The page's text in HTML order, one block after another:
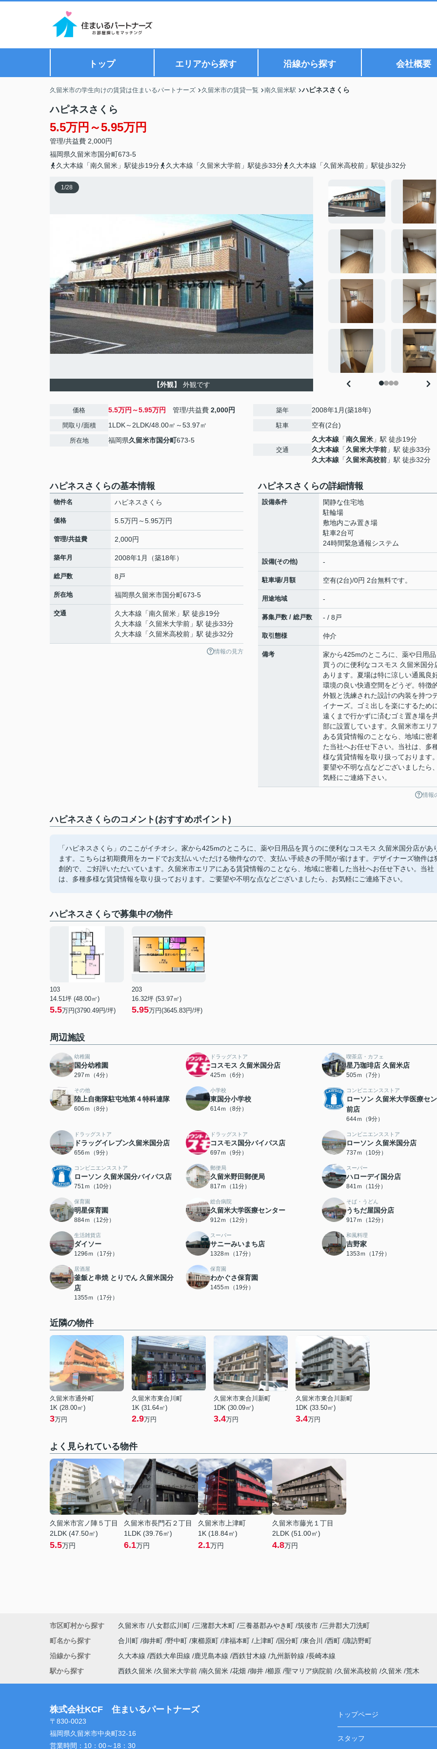
トップ エリアから探す 沿線から探す 会社概要
久留米市の学生向けの賃貸は住まいるパートナーズ 久留米市の賃貸一覧 南久留米駅 ハピネスさくら
ハピネスさくら
5.5万円～5.95万円
管理/共益費 2,000円
福岡県久留米市国分町673-5
久大本線「南久留米」駅徒歩19分
久大本線「久留米大学前」駅徒歩33分 久大本線「久留米高校前」駅徒歩32分
1/28
【外観】 外観です
価格 5.5万円～5.95万円 管理/共益費 2,000円
間取り/面積 1LDK～2LDK/48.00㎡～53.97㎡
所在地 福岡県久留米市国分町673-5
築年 2008年1月(築18年)
駐車 空有(2台)
交通
久大本線 「南久留米 」駅 徒歩19分
久大本線 「久留米大学前 」駅 徒歩33分
久大本線 「久留米高校前 」駅 徒歩32分
ハピネスさくらの基本情報
物件名 ハピネスさくら
価格 5.5万円～5.95万円
管理/共益費 2,000円
築年月 2008年1月（築18年）
総戸数 8戸
所在地 福岡県久留米市国分町673-5
交通 久大本線 「南久留米 」駅 徒歩19分
久大本線 「久留米大学前 」駅 徒歩33分
久大本線 「久留米高校前 」駅 徒歩32分
情報の見方
ハピネスさくらの詳細情報
設備条件
閑静な住宅地
駐輪場
敷地内ごみ置き場
駐車2台可
24時間緊急通報システム
設備(その他) -
駐車場/月額 空有(2台)/0円 2台無料です。
用途地域 -
募集戸数 / 総戸数 - / 8戸
取引態様 仲介
備考
家から425mのところに、薬や日用
買うのに便利なコスモス 久留米国分
あります。夏場は特に涼しい通風良
環境の良い快適空間をどうぞ。特徴
外観と洗練された設計の内装を持つ
イナーズ。ゴミ出しを楽にするため
遠くまで行かずに済むゴミ置き場を
部に設置しています。久留米市エリ
ある賃貸情報のことなら、地域に密
た当社へお任せ下さい。当社は、多
様な賃貸情報を取り扱っております
要望や不明な点などございましたら
気軽にご連絡下さい。
情報
ハピネスさくらのコメント(おすすめポイント)
「ハピネスさくら」のここがイチオシ。家から425mのところに、薬や日用品を買うのに便利なコスモス 久留米国分店があ
ます。こちらは初期費用をカードでお支払いいただける物件なので、支払い手続きの手間が省けます。デザイナーズ物件は
創的で、ご好評いただいています。久留米市エリアにある賃貸情報のことなら、地域に密着した当社へお任せ下さい。当社
は、多種多様な賃貸情報を取り扱っております。ご要望や不明な点などございましたら、お気軽にご連絡下さい。
ハピネスさくらで募集中の物件
103
14.51坪 (48.00㎡)
5.5万円(3790.49円/坪)
203
16.32坪 (53.97㎡)
5.95万円(3645.83円/坪)
周辺施設
幼稚園
国分幼稚園
297ｍ（4分）
ドラッグストア
コスモス 久留米国分店
425ｍ（6分）
喫茶店・カフェ
星乃珈琲店 久留米店
505ｍ（7分）
その他
陸上自衛隊駐屯地第４特科連隊
606ｍ（8分）
小学校
東国分小学校
614ｍ（8分）
コンビニエンスストア
ローソン 久留米大学医療セ
前店
644ｍ（9分）
ドラッグストア
ドラッグイレブン久留米国分店
656ｍ（9分）
ドラッグストア
コスモス国分バイパス店
697ｍ（9分）
コンビニエンスストア
ローソン 久留米国分店
737ｍ（10分）
コンビニエンスストア
ローソン 久留米国分バイパス店
751ｍ（10分）
郵便局
久留米野田郵便局
817ｍ（11分）
スーパー
ハローデイ国分店
841ｍ（11分）
保育園
明星保育園
884ｍ（12分）
総合病院
久留米大学医療センター
912ｍ（12分）
そば・うどん
うちだ屋国分店
917ｍ（12分）
生活雑貨店
ダイソー
1296ｍ（17分）
スーパー
サニーみいまち店
1328ｍ（17分）
和風料理
吉野家
1353ｍ（17分）
居酒屋
釜飯と串焼 とりでん 久留米国分
店
1355ｍ（17分）
保育園
わかぐさ保育園
1455ｍ（19分）
近隣の物件
久留米市通外町
1K (28.00㎡)
3万円
久留米市東合川町
1K (31.64㎡)
2.9万円
久留米市東合川新町
1DK (30.09㎡)
3.4万円
久留米市東合川新町
1DK (33.50㎡)
3.4万円
よく見られている物件
久留米市宮ノ陣５丁目
2LDK (47.50㎡)
5.5万円
久留米市長門石２丁目
1LDK (39.76㎡)
6.1万円
久留米市上津町
1K (18.84㎡)
2.1万円
久留米市藤光１丁目
2LDK (51.00㎡)
4.8万円
市区町村から探す 久留米市 八女郡広川町 三潴郡大木町 三養基郡みやき町 筑後市 三井郡大刀洗町
町名から探す
合川町 御井町 野中町 東櫛原町 津福本町 上津町 国分町 東合川 西町 諏訪野町
沿線から探す
久大本線 西鉄大牟田線 鹿児島本線 西鉄甘木線 九州新幹線 長崎本線
駅から探す
西鉄久留米 久留米大学前 南久留米 花畑 御井 櫛原 聖マリア病院前 久留米高校前 久留米 荒木
株式会社KCF 住まいるパートナーズ
〒830-0023
福岡県久留米市中央町32-16
営業時間： 10：00～18：30
トップページ
スタッフ